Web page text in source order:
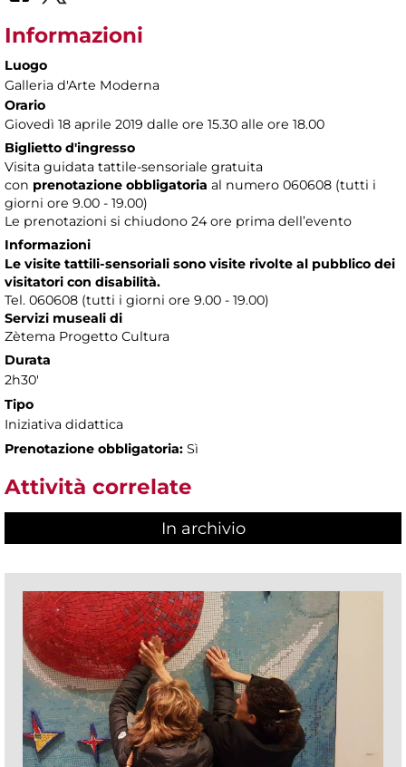
Informazioni
Luogo
Galleria d'Arte Moderna
Orario
Giovedì 18 aprile 2019 dalle ore 15.30 alle ore 18.00
Biglietto d'ingresso
Visita guidata tattile-sensoriale gratuita
con prenotazione obbligatoria al numero 060608 (tutti i
giorni ore 9.00 - 19.00)
Le prenotazioni si chiudono 24 ore prima dell’evento
Informazioni
Le visite tattili-sensoriali sono visite rivolte al pubblico dei
visitatori con disabilità.
Tel. 060608 (tutti i giorni ore 9.00 - 19.00)
Servizi museali di
Zètema Progetto Cultura
Durata
2h30'
Tipo
Iniziativa didattica
Prenotazione obbligatoria: Sì
Attività correlate
In archivio